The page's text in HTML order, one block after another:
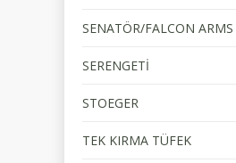
SENATÖR/FALCON ARMS
SERENGETİ
STOEGER
TEK KIRMA TÜFEK